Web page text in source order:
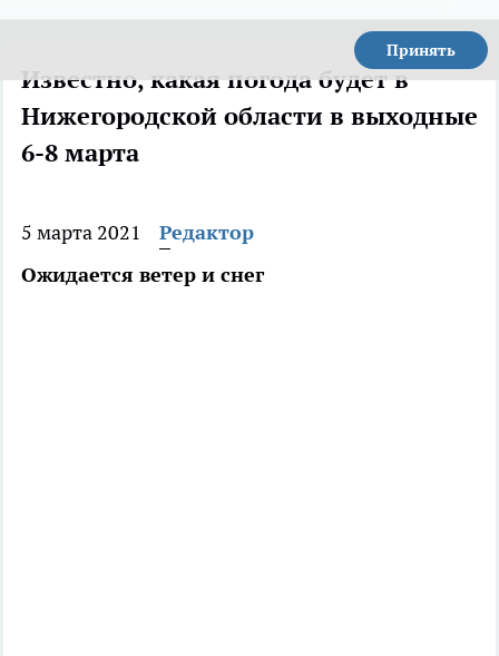
Принять
Известно, какая погода будет в
Нижегородской области в выходные
6-8 марта
5 марта 2021
Редактор
Ожидается ветер и снег